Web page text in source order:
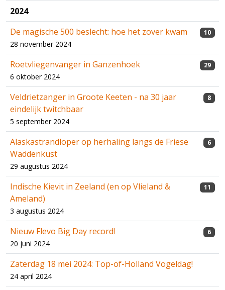
2024
De magische 500 beslecht: hoe het zover kwam
28 november 2024
10
Roetvliegenvanger in Ganzenhoek
6 oktober 2024
29
Veldrietzanger in Groote Keeten - na 30 jaar
eindelijk twitchbaar
5 september 2024
8
Alaskastrandloper op herhaling langs de Friese
Waddenkust
29 augustus 2024
6
Indische Kievit in Zeeland (en op Vlieland &
Ameland)
3 augustus 2024
11
Nieuw Flevo Big Day record!
20 juni 2024
6
Zaterdag 18 mei 2024: Top-of-Holland Vogeldag!
24 april 2024